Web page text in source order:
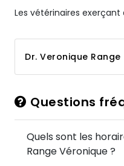
Les vétérinaires
Dr. Veronique Range
Questions
Quels sont les
Range Véronique ?